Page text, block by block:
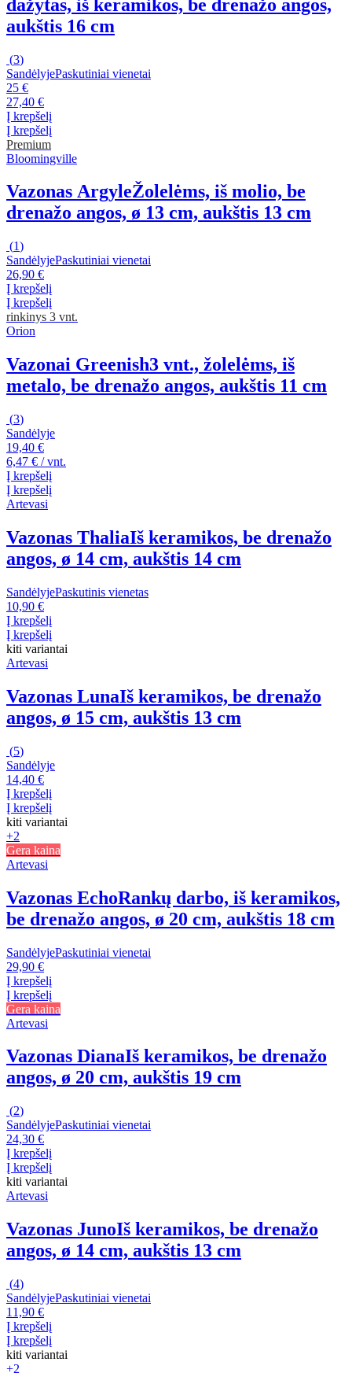
dažytas, iš keramikos, be drenažo angos,
aukštis 16 cm
(3)
SandėlyjePaskutiniai vienetai
25 €
27,40 €
Į krepšelį
Į krepšelį
Premium
Bloomingville
Vazonas ArgyleŽolelėms, iš molio, be
drenažo angos, ø 13 cm, aukštis 13 cm
(1)
SandėlyjePaskutiniai vienetai
26,90 €
Į krepšelį
Į krepšelį
rinkinys 3 vnt.
Orion
Vazonai Greenish3 vnt., žolelėms, iš
metalo, be drenažo angos, aukštis 11 cm
(3)
Sandėlyje
19,40 €
6,47 € / vnt.
Į krepšelį
Į krepšelį
Artevasi
Vazonas ThaliaIš keramikos, be drenažo
angos, ø 14 cm, aukštis 14 cm
SandėlyjePaskutinis vienetas
10,90 €
Į krepšelį
Į krepšelį
kiti variantai
Artevasi
Vazonas LunaIš keramikos, be drenažo
angos, ø 15 cm, aukštis 13 cm
(5)
Sandėlyje
14,40 €
Į krepšelį
Į krepšelį
kiti variantai
+2
Gera kaina
Artevasi
Vazonas EchoRankų darbo, iš keramikos,
be drenažo angos, ø 20 cm, aukštis 18 cm
SandėlyjePaskutiniai vienetai
29,90 €
Į krepšelį
Į krepšelį
Gera kaina
Artevasi
Vazonas DianaIš keramikos, be drenažo
angos, ø 20 cm, aukštis 19 cm
(2)
SandėlyjePaskutiniai vienetai
24,30 €
Į krepšelį
Į krepšelį
kiti variantai
Artevasi
Vazonas JunoIš keramikos, be drenažo
angos, ø 14 cm, aukštis 13 cm
(4)
SandėlyjePaskutiniai vienetai
11,90 €
Į krepšelį
Į krepšelį
kiti variantai
+2